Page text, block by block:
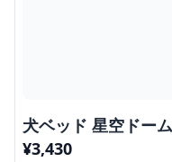
犬ベッド 星空ドー
¥3,430